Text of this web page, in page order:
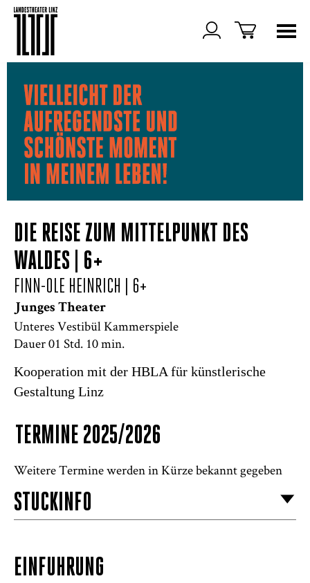
DIE REISE ZUM MITTELPUNKT DES
WALDES | 6+
FINN-OLE HEINRICH | 6+
Junges Theater
Unteres Vestibül Kammerspiele
Dauer 01 Std. 10 min.
Kooperation mit der HBLA für künstlerische
Gestaltung Linz
TERMINE 2025/2026
Weitere Termine werden in Kürze bekannt gegeben
STÜCKINFO
EINFÜHRUNG